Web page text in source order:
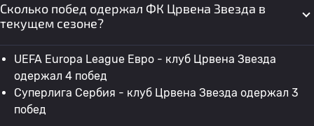
Сколько побед одержал ФК Црвена Звезда в
текущем сезоне?
UEFA Europa League Евро - клуб Црвена Звезда
одержал 4 побед
Суперлига Сербия - клуб Црвена Звезда одержал 3
побед